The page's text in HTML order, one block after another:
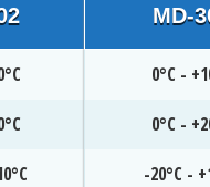
MD-
0°C -
0°C -
-20°C -